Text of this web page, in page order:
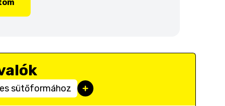
sütőformához